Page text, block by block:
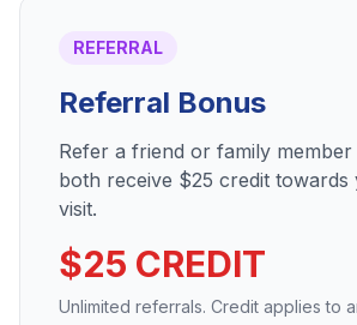
REFERRAL
Referral Bonus
Refer a friend or family
both receive $25 credit
visit.
$25 CREDIT
Unlimited referrals. Credit applies to